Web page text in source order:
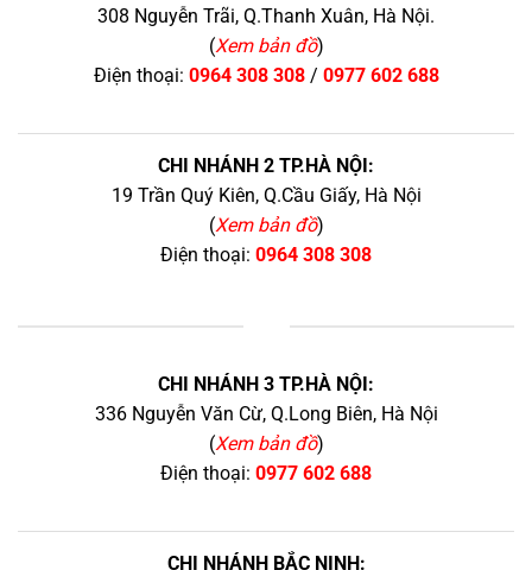
308 Nguyễn Trãi, Q.Thanh Xuân, Hà Nội.
(Xem bản đồ)
Điện thoại: 0964 308 308/ 0977 602 688
CHI NHÁNH 2 TP.HÀ NỘI:
19 Trần Quý Kiên, Q.Cầu Giấy, Hà Nội
(Xem bản đồ)
Điện thoại: 0964 308 308
CHI NHÁNH 3 TP.HÀ NỘI:
336 Nguyễn Văn Cừ, Q.Long Biên, Hà Nội
(Xem bản đồ)
Điện thoại: 0977 602 688
CHI NHÁNH BẮC NINH: